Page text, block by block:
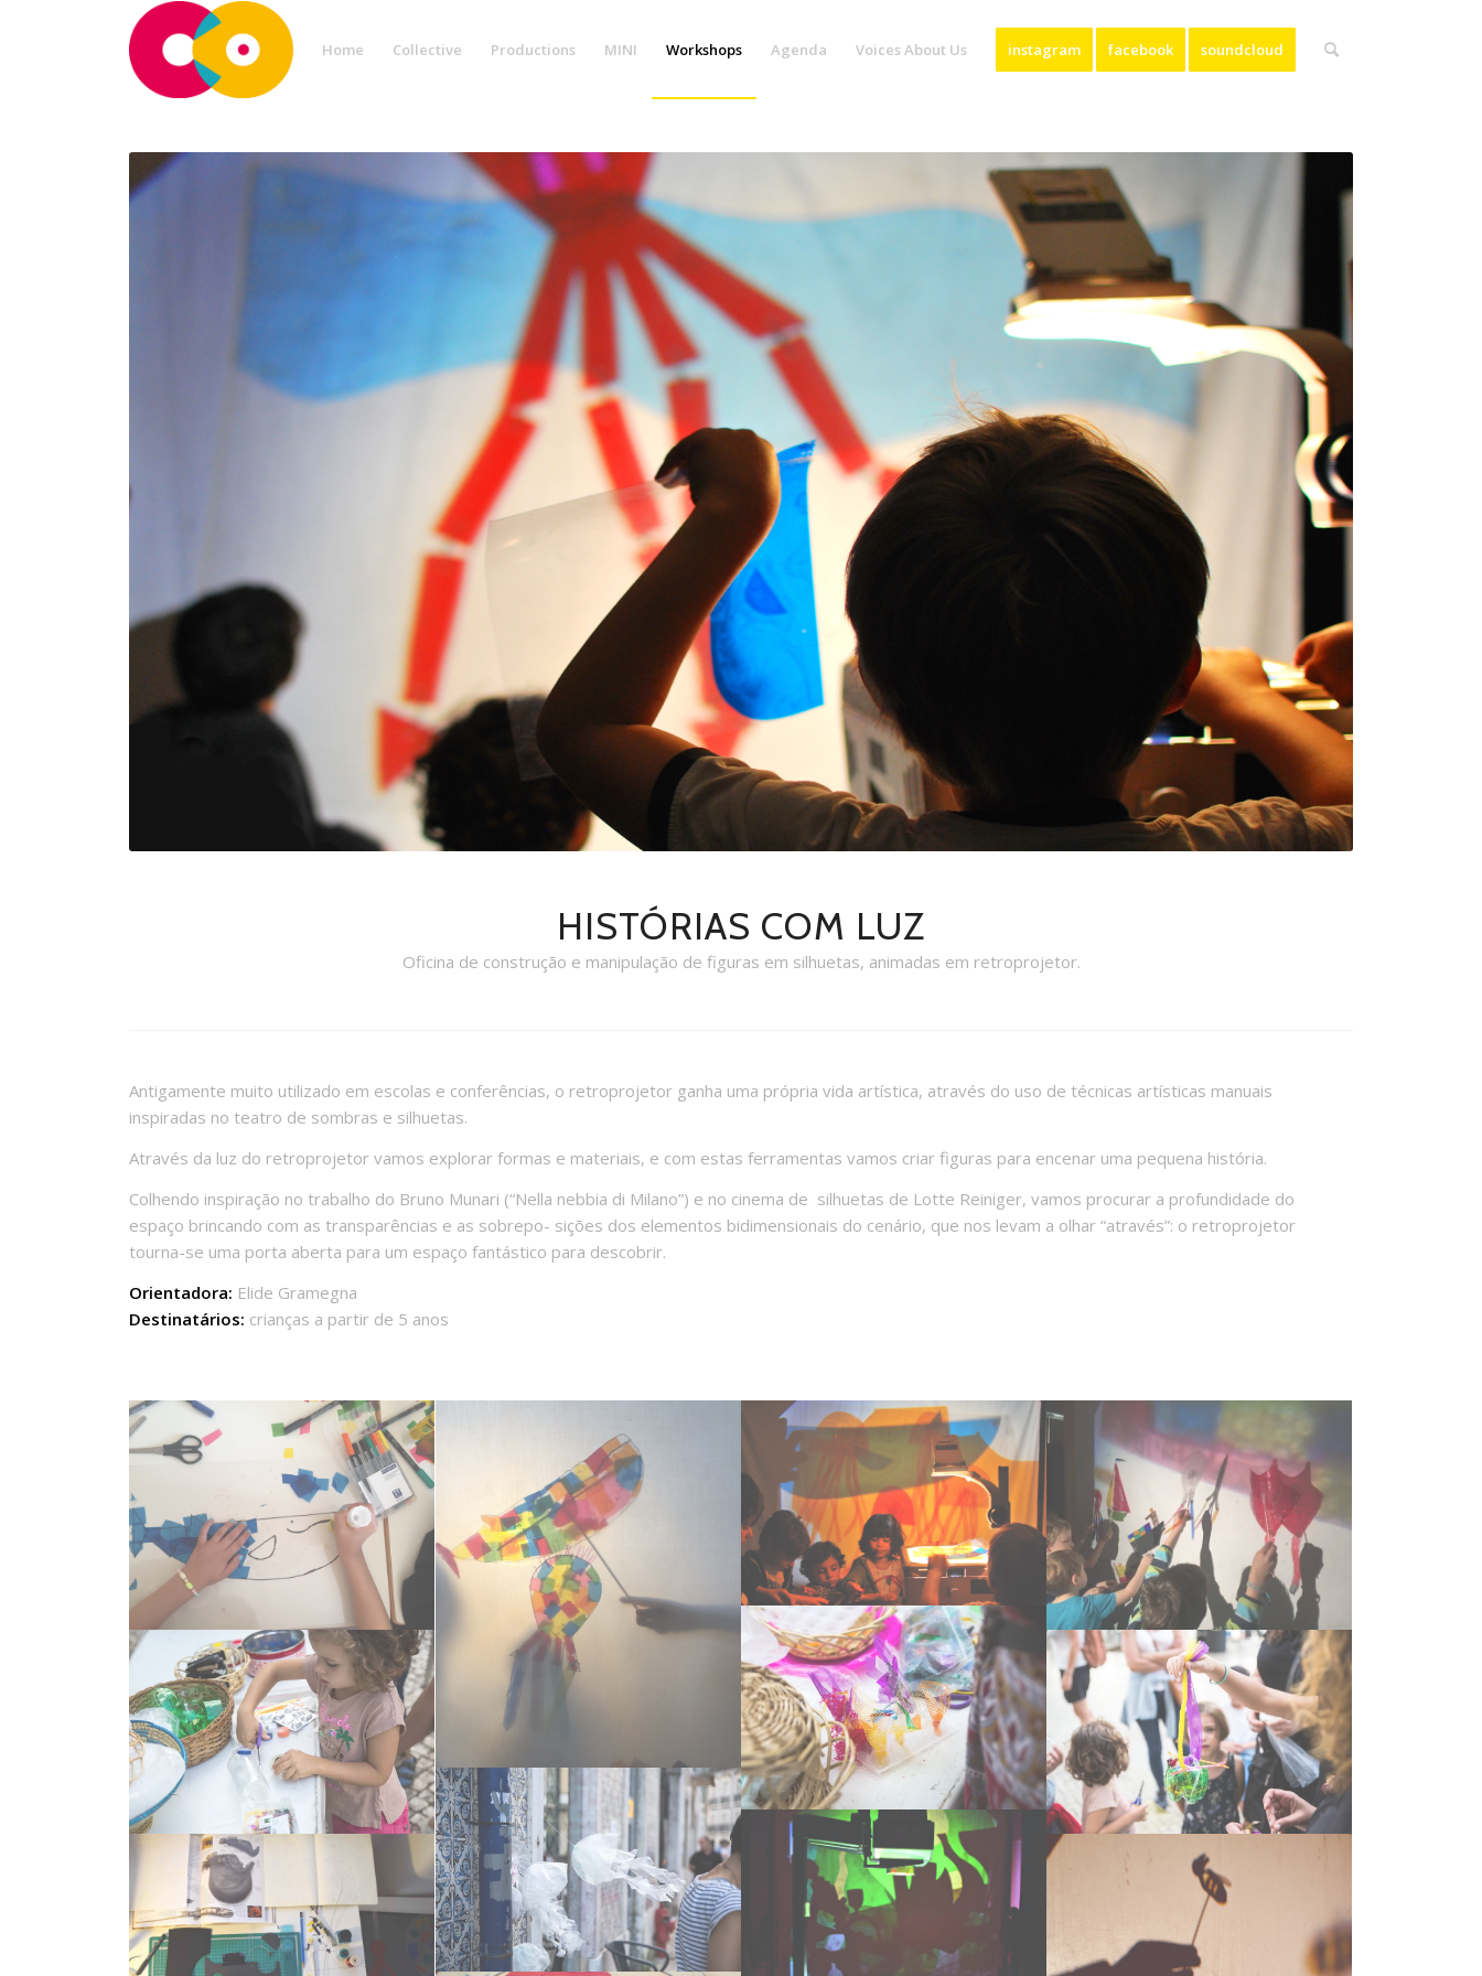
Home Collective Productions MINI Workshops Agenda Voices About Us instagram facebook soundcloud
HISTÓRIAS COM LUZ
Oficina de construção e manipulação de figuras em silhuetas, animadas em retroprojetor.
Antigamente muito utilizado em escolas e conferências, o retroprojetor ganha uma própria vida artística, através do uso de técnicas artísticas manuais
inspiradas no teatro de sombras e silhuetas.
Através da luz do retroprojetor vamos explorar formas e materiais, e com estas ferramentas vamos criar figuras para encenar uma pequena história.
Colhendo inspiração no trabalho do Bruno Munari (“Nella nebbia di Milano”) e no cinema de silhuetas de Lotte Reiniger, vamos procurar a profundidade do
espaço brincando com as transparências e as sobrepo- sições dos elementos bidimensionais do cenário, que nos levam a olhar “através”: o retroprojetor
tourna-se uma porta aberta para um espaço fantástico para descobrir.
Orientadora: Elide Gramegna
Destinatários: crianças a partir de 5 anos